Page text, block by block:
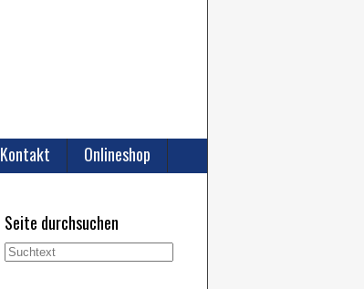
Kontakt Onlineshop
Seite durchsuchen